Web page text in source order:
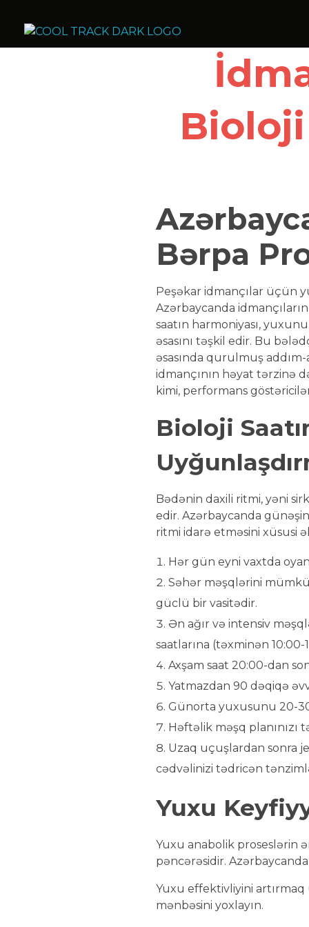
Cool Track Air Condition Trading LLC
Perfect Track of Comfort & Cool
Bərpa
Peşəkar idmançılar üçün
Azərbaycanda
saatın harmoniyası,
əsasını təşkil edir. Bu
əsasında qurulmuş
idmançının həyat tərzinə
kimi, performans
Bioloji
Bədənin daxili ritmi, yəni
edir. Azərbaycanda
ritmi idarə etməsini xüsusi
Hər gün eyni vaxtda
Səhər məşqlərini
güclü bir vasitədir.
Ən ağır və intensiv
saatlarına (təxminən 10:00-
Axşam saat 20:00-dan
Yatmazdan 90 dəqiqə
Günorta yuxusunu 20-30
Həftəlik məşq planınızı
Uzaq uçuşlardan sonra
cədvəlinizi tədricən
Yuxu
Yuxu anabolik proseslərin
pəncərəsidir.
Yuxu effektivliyini
mənbəsini yoxlayın.